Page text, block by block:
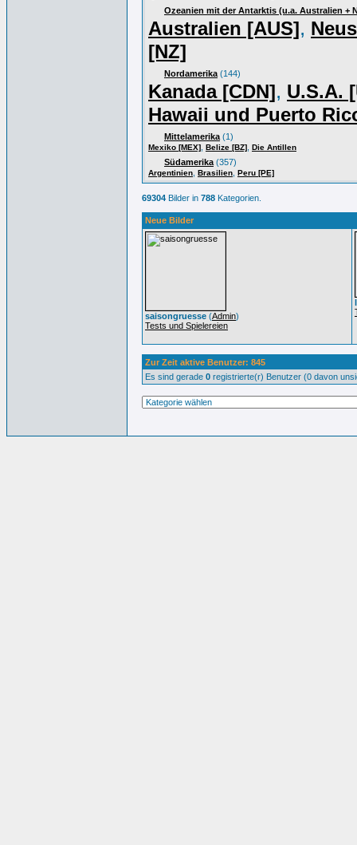
Ozeanien mit der Antarktis (u.a. Australien +
Australien [AUS],
[NZ]
Nordamerika (144)
Kanada [CDN], U.S.A.
Hawaii und Puerto
Mittelamerika (1)
Mexiko [MEX] Belize [BZ] Die Antillen
Südamerika (357)
Argentinien Brasilien Peru [PE]
69304 Bilder in 788 Kategorien.
Neue Bilder
saisongruesse (Admin)
Tests und Spielereien
Zur Zeit aktive Benutzer: 845
Es sind gerade 0 registrierte(r) Benutzer (0 davon